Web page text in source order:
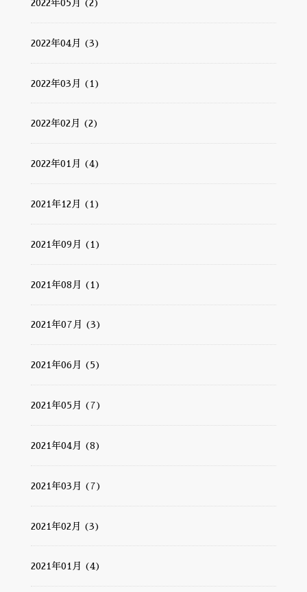
2022年05月 (2)
2022年04月 (3)
2022年03月 (1)
2022年02月 (2)
2022年01月 (4)
2021年12月 (1)
2021年09月 (1)
2021年08月 (1)
2021年07月 (3)
2021年06月 (5)
2021年05月 (7)
2021年04月 (8)
2021年03月 (7)
2021年02月 (3)
2021年01月 (4)